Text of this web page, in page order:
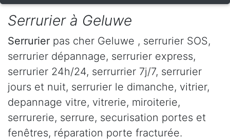
Serrurier à Geluwe
Serrurier pas cher Geluwe , serrurier SOS,
serrurier dépannage, serrurier express,
serrurier 24h/24, serrurrier 7j/7, serrurier
jours et nuit, serrurier le dimanche, vitrier,
depannage vitre, vitrerie, miroiterie,
serrurerie, serrure, securisation portes et
fenêtres, réparation porte fracturée.